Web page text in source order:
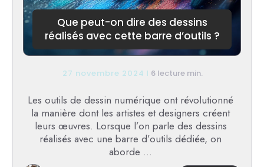
:
Que peut-on dire des dessins
réalisés avec cette barre d’outils ?
27 novembre 2024 6 lecture min.
Les outils de dessin numérique ont révolutionné
la manière dont les artistes et designers créent
leurs œuvres. Lorsque l’on parle des dessins
réalisés avec une barre d’outils dédiée, on
aborde ...